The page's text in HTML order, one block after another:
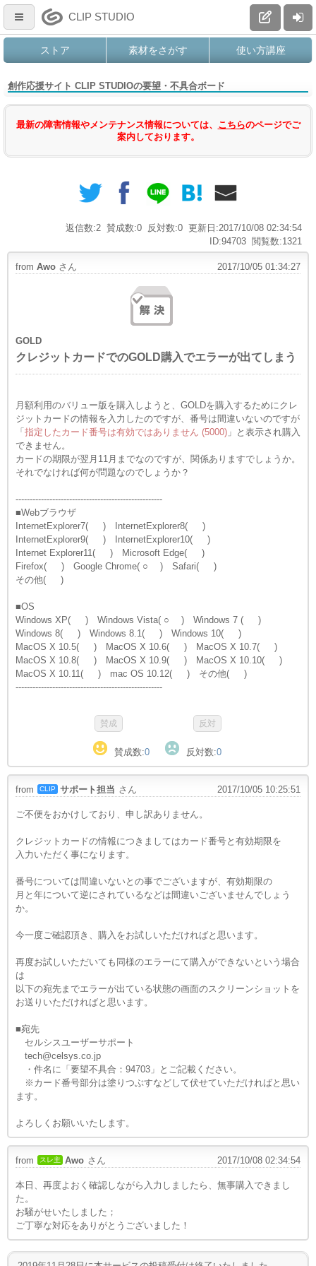
CLIP STUDIO
ストア 素材をさがす 使い方講座
創作応援サイト CLIP STUDIOの要望・不具合ボード
最新の障害情報やメンテナンス情報については、 こちらのページでご
案内しております。
更新日:2017/10/08 02:34:54
反対数:0
賛成数:0
返信数:2
閲覧数:1321
ID:94703
from Awo さん 2017/10/05 01:34:27
GOLD
クレジットカードでのGOLD購入でエラーが出てしまう
月額利用のバリュー版を購入しようと、GOLDを購入するためにクレ
ジットカードの情報を入力したのですが、番号は間違いないのですが
「 指定したカード番号は有効ではありません (5000) 」と表示され購入
できません。
カードの期限が翌月11月までなのですが、関係ありますでしょうか。
それでなければ何が問題なのでしょうか？
----------------------------------------------------
■Webブラウザ
InternetExplorer7( ) InternetExplorer8( )
InternetExplorer9( ) InternetExplorer10( )
Internet Explorer11( ) Microsoft Edge( )
Firefox( ) Google Chrome( ○ ) Safari( )
その他( )
■OS
Windows XP( ) Windows Vista( ○ ) Windows 7 ( )
Windows 8( ) Windows 8.1( ) Windows 10( )
MacOS X 10.5( ) MacOS X 10.6( ) MacOS X 10.7( )
MacOS X 10.8( ) MacOS X 10.9( ) MacOS X 10.10( )
MacOS X 10.11( ) mac OS 10.12( ) その他( )
----------------------------------------------------
賛成数:0 反対数:0
from CLIP サポート担当 さん 2017/10/05 10:25:51
ご不便をおかけしており、申し訳ありません。
クレジットカードの情報につきましてはカード番号と有効期限を
入力いただく事になります。
番号については間違いないとの事でございますが、有効期限の
月と年について逆にされているなどは間違いございませんでしょう
か。
今一度ご確認頂き、購入をお試しいただければと思います。
再度お試しいただいても同様のエラーにて購入ができないという場合
は
以下の宛先までエラーが出ている状態の画面のスクリーンショットを
お送りいただければと思います。
■宛先
セルシスユーザーサポート
tech@celsys.co.jp
・件名に「要望不具合：94703」とご記載ください。
※カード番号部分は塗りつぶすなどして伏せていただければと思い
ます。
よろしくお願いいたします。
from スレ主 Awo さん 2017/10/08 02:34:54
本日、再度よおく確認しながら入力しましたら、無事購入できまし
た。
お騒がせいたしました；
ご丁寧な対応をありがとうございました！